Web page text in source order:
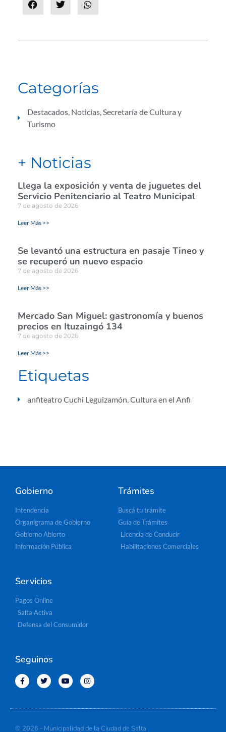
Categorías
Destacados, Noticias,Secretaría de Cultura y
Turismo
+ Noticias
Llega la exposición y venta de juguetes del
Servicio Penitenciario al Teatro Municipal
7 de agosto de 2026
Leer Más >>
Se levantó una estructura en pasaje Tineo y
se recuperó un nuevo espacio
7 de agosto de 2026
Leer Más >>
Mercado San Miguel: gastronomía y buenos
precios en Ituzaingó 134
7 de agosto de 2026
Leer Más >>
Etiquetas
anfiteatro Cuchi Leguizamón,Cultura en el Anfi
Gobierno
Intendencia
Organigrama de Gobierno
Gobierno Abierto
Información Pública
Trámites
Buscá tu trámite
Guía de Trámites
Licencia de Conducir
Habilitaciones Comerciales
Servicios
Pagos Online
Salta Activa
Defensa del Consumidor
Seguinos
© 2026 - Municipalidad de la Ciudad de Salta